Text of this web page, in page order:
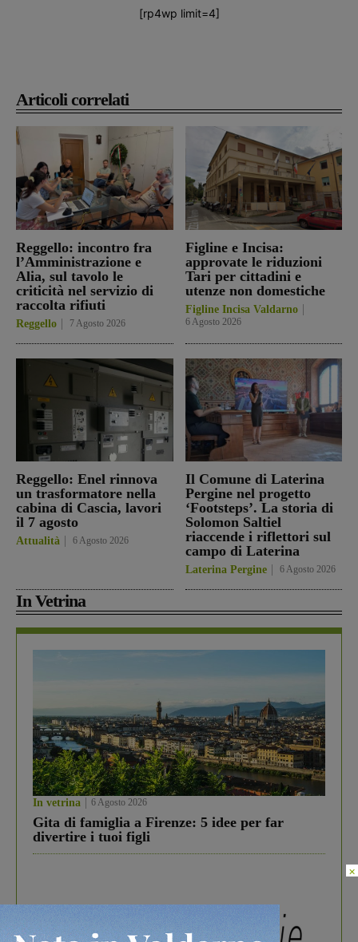
Articoli correlati
Reggello: incontro fra
l’Amministrazione e
Alia, sul tavolo le
criticità nel servizio di
raccolta rifiuti
Reggello 7 Agosto 2026
Figline e Incisa:
approvate le riduzioni
Tari per cittadini e
utenze non domestiche
Figline Incisa Valdarno
6 Agosto 2026
Reggello: Enel rinnova
un trasformatore nella
cabina di Cascia, lavori
il 7 agosto
Attualità 6 Agosto 2026
Il Comune di Laterina
Pergine nel progetto
‘Footsteps’. La storia di
Solomon Saltiel
riaccende i riflettori sul
campo di Laterina
Laterina Pergine 6 Agosto 2026
In Vetrina
In vetrina 6 Agosto 2026
Gita di famiglia a Firenze: 5 idee per far
divertire i tuoi figli
[rp4wp limit=4]
×